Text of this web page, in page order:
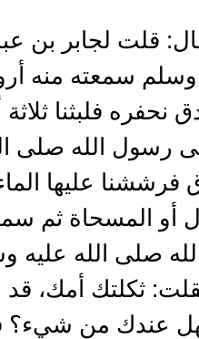
قلت لجابر بن
سمعته منه
فلبثنا ثلاثة
رسول الله صلى
عليها
أو المسحاة ثم
صلى الله
ثكلتك أمك،
فهل عندك من